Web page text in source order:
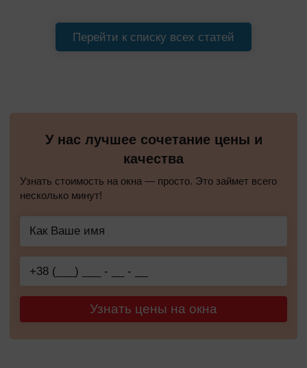
нуждаться в частой регулировке. Это важно
учитывать при выборе производителя.
Перейти к списку всех статей
У нас лучшее сочетание цены и
качества
Узнать стоимость на окна — просто. Это займет всего
несколько минут!
Узнать цены на окна